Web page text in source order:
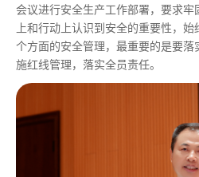
会议进行安全生产工作部署，要求
上和行动上认识到安全的重要性，
个方面的安全管理， 最重要的是要落
施红线管理，落实全员责任。